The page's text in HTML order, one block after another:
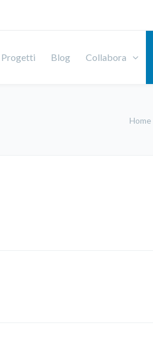
Blog Collabora
Home